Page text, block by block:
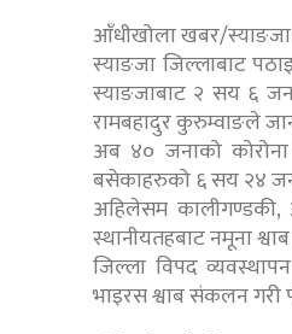
आँधीखोला खबर/
स्याङजा जिल्लाबाट
स्याङजाबाट २ सय ६
रामबहादुर कुरुम्वाङले
अब ४० जनाको
बसेकाहरुको ६ सय २४
अहिलेसम कालीगण्डकी,
स्थानीयतहबाट नमूना
जिल्ला विपद
भाइरस श्वाब संकलन गरी